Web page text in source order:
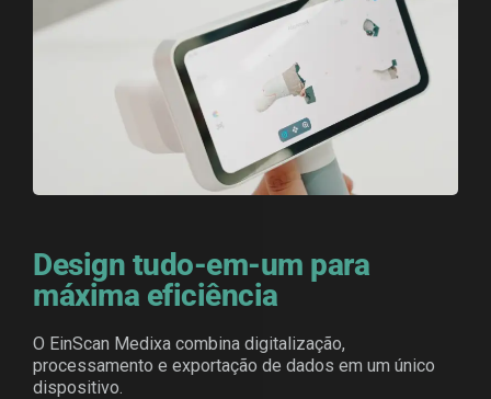
Design tudo-em-um para
máxima eficiência
O EinScan Medixa combina digitalização,
processamento e exportação de dados em um único
dispositivo.